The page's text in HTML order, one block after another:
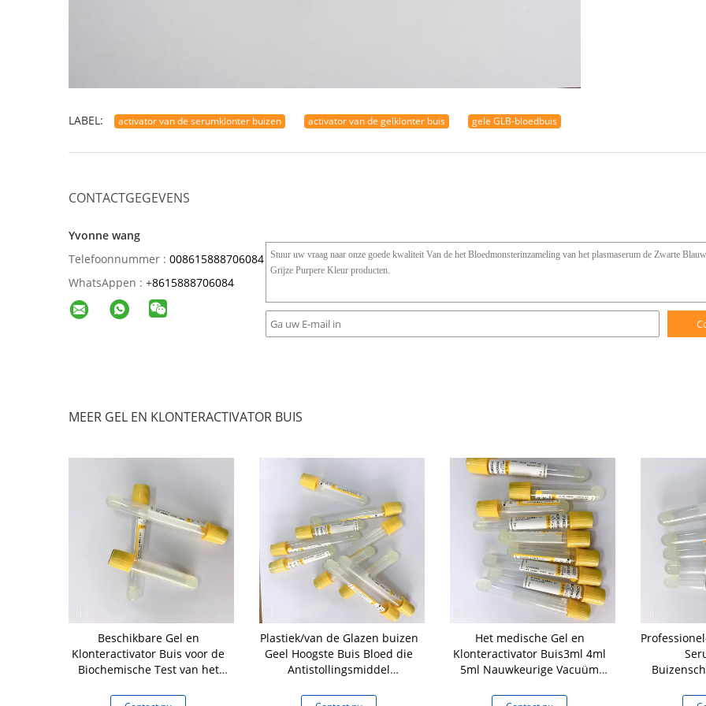
LABEL: activator van de serumklonter buizen activator van de gelklonter buis gele GLB-bloedbuis
CONTACTGEGEVENS
Yvonne wang
Telefoonnummer : 008615888706084
WhatsAppen : +8615888706084
MEER GEL EN KLONTERACTIVATOR BUIS
Beschikbare Gel en
Klonteractivator Buis voor de
Biochemische Test van het
Plastiek/van de Glazen buizen
Geel Hoogste Buis Bloed die
Antistollingsmiddel
Het medische Gel en
Klonteractivator Buis3ml 4ml
5ml Nauwkeurige Vacuüm